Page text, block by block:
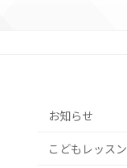
お知らせ
こどもレッスン